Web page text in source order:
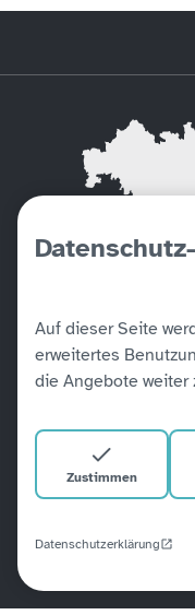
Auf dieser Seite
erweitertes
die Angebote weiter
Zustimmen
Datenschutzerklärung
Alle unsere
befinden sich